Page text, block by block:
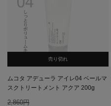
売り切れ
ムコタ アデューラ アイレ04 ベールマ
スクトリートメント アクア 200g
2,860